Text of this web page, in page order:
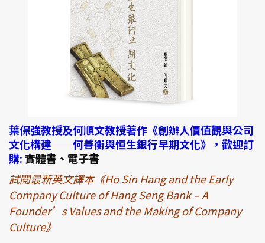
葉保強教授及何順文教授著作《創辦人價值觀與公司
文化構建──何善衡與恒生銀行早期文化》，歡迎訂
購:實體書、電子書
試閱最新英文譯本《Ho Sin Hang and the Early
Company Culture of Hang Seng Bank – A
Founder’s Values and the Making of Company
Culture》